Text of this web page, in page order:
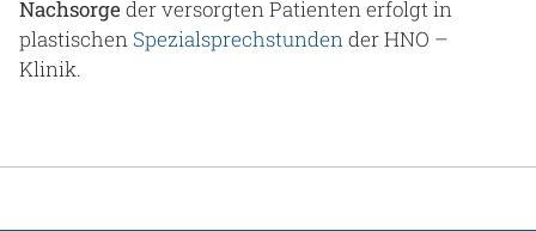
Nachsorgeder versorgten Patienten erfolgt in
plastischenSpezialsprechstundender HNO –
Klinik.